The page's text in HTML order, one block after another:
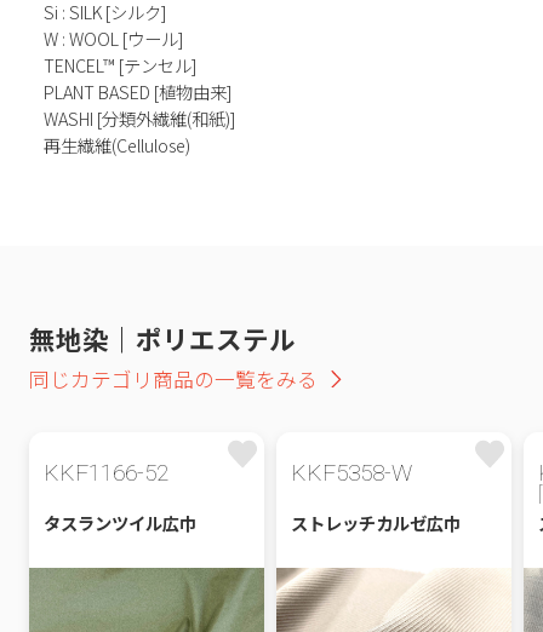
Si : SILK [シルク]
W : WOOL [ウール]
TENCEL™ [テンセル]
PLANT BASED [植物由来]
WASHI [分類外繊維(和紙)]
再生繊維(Cellulose)
無地染｜ポリエステル
同じカテゴリ商品の一覧をみる
KKF1166-52
タスランツイル広巾
KKF5358-W
ストレッチカルゼ広巾